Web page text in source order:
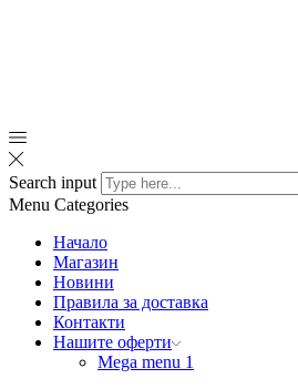
Search input
Menu Categories
Начало
Магазин
Новини
Правила за доставка
Контакти
Нашите оферти
Mega menu 1